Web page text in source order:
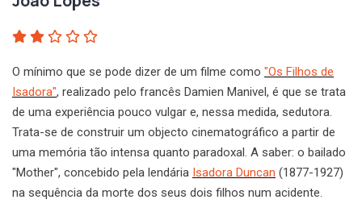
O mínimo que se pode dizer de um filme como "Os Filhos de
Isadora", realizado pelo francês Damien Manivel, é que se trata
de uma experiência pouco vulgar e, nessa medida, sedutora.
Trata-se de construir um objecto cinematográfico a partir de
uma memória tão intensa quanto paradoxal. A saber: o bailado
"Mother", concebido pela lendária Isadora Duncan (1877-1927)
na sequência da morte dos seus dois filhos num acidente.